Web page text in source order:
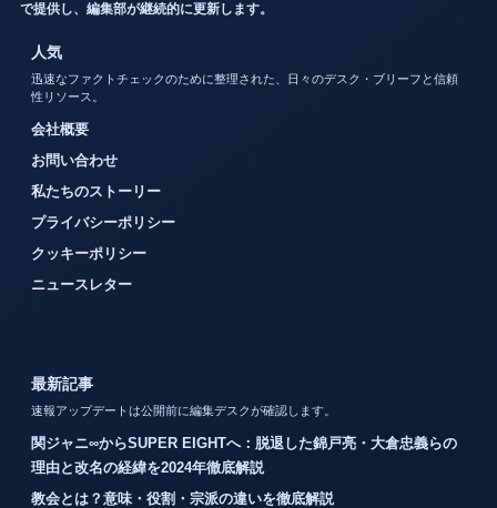
で提供し、編集部が継続的に更新します。
人気
迅速なファクトチェックのために整理された、日々のデスク・ブリーフと信頼
性リソース。
会社概要
お問い合わせ
私たちのストーリー
プライバシーポリシー
クッキーポリシー
ニュースレター
最新記事
速報アップデートは公開前に編集デスクが確認します。
関ジャニ∞からSUPER EIGHTへ：脱退した錦戸亮・大倉忠義らの
理由と改名の経緯を2024年徹底解説
教会とは？意味・役割・宗派の違いを徹底解説